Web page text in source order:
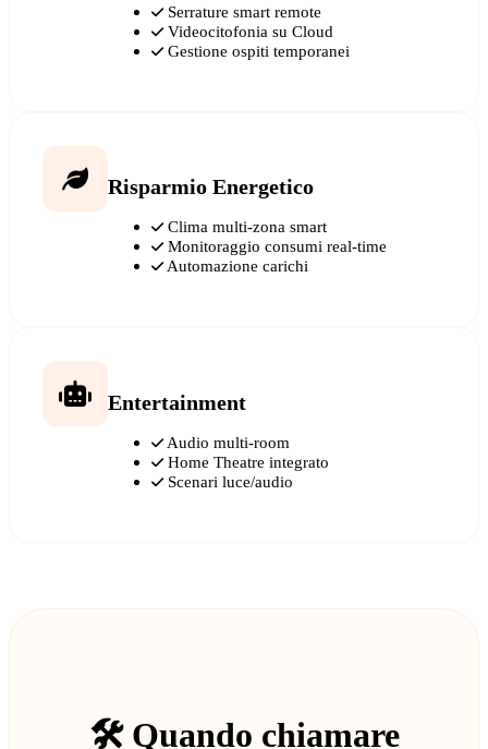
Serrature smart remote
Videocitofonia su Cloud
Gestione ospiti temporanei
Risparmio Energetico
Clima multi-zona smart
Monitoraggio consumi real-time
Automazione carichi
Entertainment
Audio multi-room
Home Theatre integrato
Scenari luce/audio
🛠️ Quando chiamare